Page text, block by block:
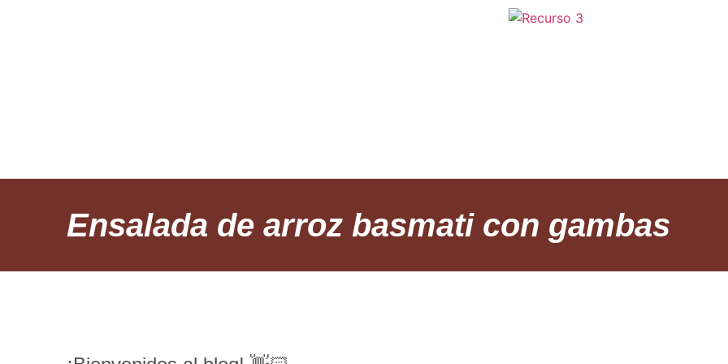
Ensalada de arroz basmati con gambas